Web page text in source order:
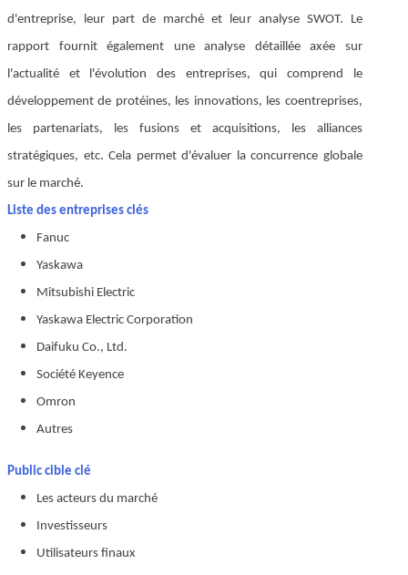
d'entreprise, leur part de marché et leur analyse SWOT. Le
rapport fournit également une analyse détaillée axée sur
l'actualité et l'évolution des entreprises, qui comprend le
développement de protéines, les innovations, les coentreprises,
les partenariats, les fusions et acquisitions, les alliances
stratégiques, etc. Cela permet d'évaluer la concurrence globale
sur le marché.
Liste des entreprises clés
Fanuc
Yaskawa
Mitsubishi Electric
Yaskawa Electric Corporation
Daifuku Co., Ltd.
Société Keyence
Omron
Autres
Public cible clé
Les acteurs du marché
Investisseurs
Utilisateurs finaux